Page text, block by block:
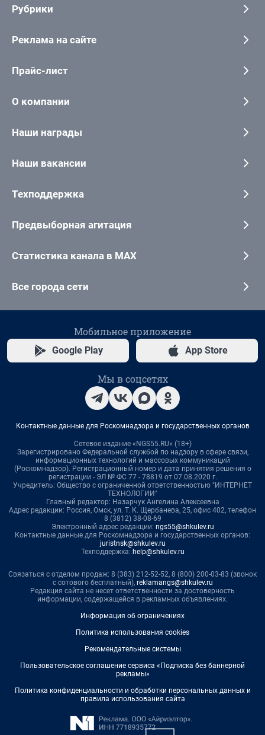
Рубрики
Реклама на сайте
Прайс-лист
О компании
Наши награды
Наши вакансии
Техподдержка
Предвыборная агитация
Статистика канала в MAX
Все города сети
Мобильное приложение
Google Play App Store
Мы в соцсетях
Контактные данные для Роскомнадзора и государственных органов
Сетевое издание «NGS55.RU» (18+)
Зарегистрировано Федеральной службой по надзору в сфере связи,
информационных технологий и массовых коммуникаций
(Роскомнадзор). Регистрационный номер и дата принятия решения о
регистрации - ЭЛ № ФС 77 - 78819 от 07.08.2020 г.
Учредитель: Общество с ограниченной ответственностью "ИНТЕРНЕТ
ТЕХНОЛОГИИ"
Главный редактор: Назарчук Ангелина Алексеевна
Адрес редакции: Россия, Омск, ул. Т. К. Щербанева, 25, офис 402, телефон
8 (3812) 38-08-69
Электронный адрес редакции: ngs55@shkulev.ru
Контактные данные для Роскомнадзора и государственных органов:
juristnsk@shkulev.ru
Техподдержка: help@shkulev.ru
Связаться с отделом продаж: 8 (383) 212-52-52, 8 (800) 200-03-83 (звонок
с сотового бесплатный), reklamangs@shkulev.ru
Редакция сайта не несет ответственности за достоверность
информации, содержащейся в рекламных объявлениях.
Информация об ограничениях
Политика использования cookies
Рекомендательные системы
Пользовательское соглашение сервиса «Подписка без баннерной
рекламы»
Политика конфиденциальности и обработки персональных данных и
правила использования сайта